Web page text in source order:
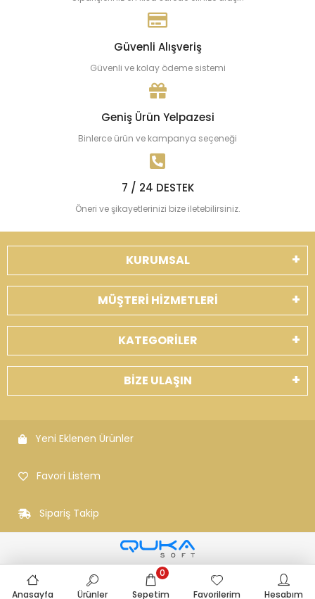
Güvenli Alışveriş
Güvenli ve kolay ödeme sistemi
Geniş Ürün Yelpazesi
Binlerce ürün ve kampanya seçeneği
7 / 24 DESTEK
Öneri ve şikayetlerinizi bize iletebilirsiniz.
KURUMSAL
MÜŞTERİ HİZMETLERİ
KATEGORİLER
BİZE ULAŞIN
Yeni Eklenen Ürünler
Favori Listem
Sipariş Takip
Anasayfa Ürünler Sepetim
0
Favorilerim
Hesabım